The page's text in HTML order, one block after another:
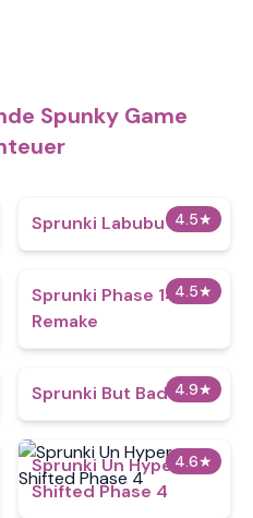
Spunky Game
4.5★
Sprunki Labubu
4.5★
Sprunki Phase 14
Remake
4.9★
Sprunki But Bad
4.6★
Sprunki Un Hyper
Shifted Phase 4